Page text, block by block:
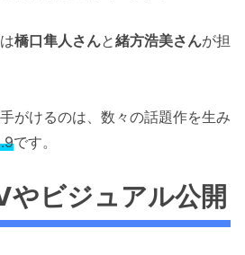
橋口隼人さんと緒方浩美さんが担
がけるのは、数々の話題作を生み
です。
やビジュアル公開